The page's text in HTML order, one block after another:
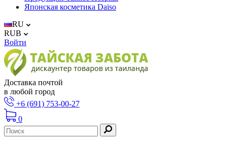
Японская косметика Daiso
RU
RUB
Войти
Доставка почтой
в любой город
+6 (691) 753-00-27
0